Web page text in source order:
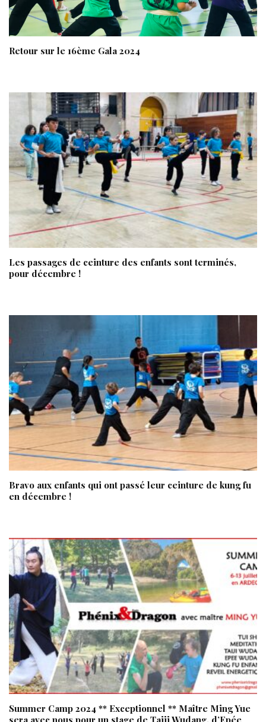
Retour sur le 16ème Gala 2024
Les passages de ceinture des enfants sont terminés,
pour décembre !
Bravo aux enfants qui ont passé leur ceinture de kung fu
en décembre !
Summer Camp 2024 ** Exceptionnel ** Maître Ming Yue
sera avec nous pour un stage de Taiji Wudang, d’Epée